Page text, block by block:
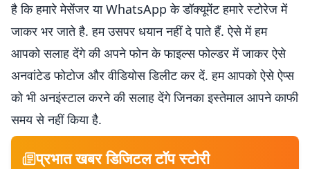
है कि हमारे मेसेंजर या WhatsApp के डॉक्यूमेंट हमारे स्टोरेज में
जाकर भर जाते है. हम उसपर धयान नहीं दे पाते हैं. ऐसे में हम
आपको सलाह देंगे की अपने फोन के फाइल्स फोल्डर में जाकर ऐसे
अनवांटेड फोटोज और वीडियोस डिलीट कर दें. हम आपको ऐसे ऐप्स
को भी अनइंस्टाल करने की सलाह देंगे जिनका इस्तेमाल आपने काफी
समय से नहीं किया है.
प्रभात खबर डिजिटल टॉप स्टोरी